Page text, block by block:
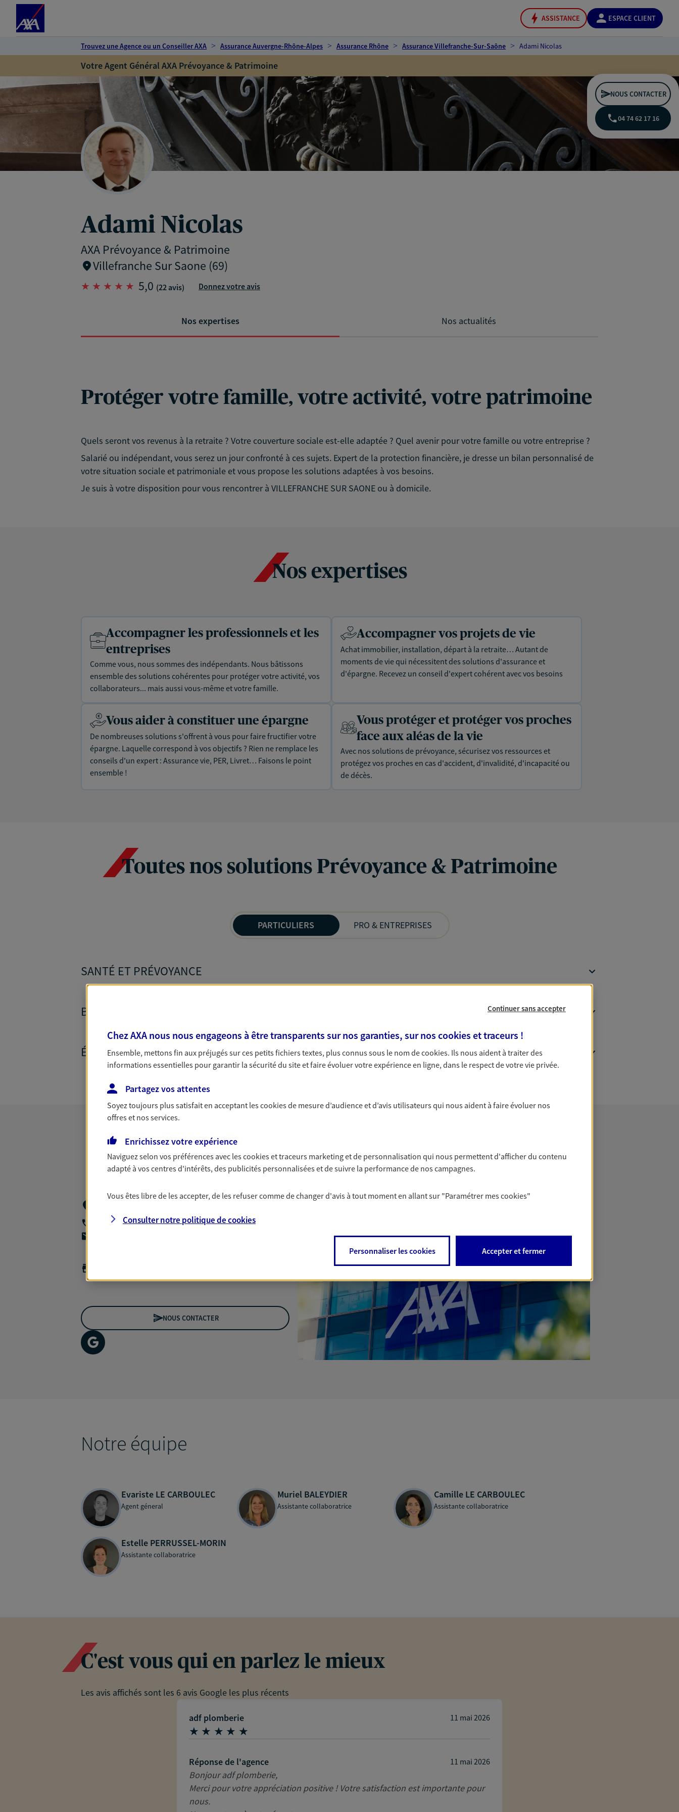
ASSISTANCE ESPACE CLIENT
Trouvez une Agence ou un Conseiller AXA Assurance Auvergne-Rhône-Alpes Assurance Rhône Assurance Villefranche-Sur-Saône Adami Nicolas
Votre Agent Général AXA Prévoyance & Patrimoine
Adami Nicolas
AXA Prévoyance & Patrimoine
Villefranche Sur Saone (69)
5,0 (22 avis) Donnez votre avis
NOUS CONTACTER
04 74 62 17 16
Nos expertises Nos actualités
Protéger votre famille, votre activité, votre patrimoine
Quels seront vos revenus à la retraite ? Votre couverture sociale est-elle adaptée ? Quel avenir pour votre famille ou votre entreprise ?
Salarié ou indépendant, vous serez un jour confronté à ces sujets. Expert de la protection financière, je dresse un bilan personnalisé de
votre situation sociale et patrimoniale et vous propose les solutions adaptées à vos besoins.
Je suis à votre disposition pour vous rencontrer à VILLEFRANCHE SUR SAONE ou à domicile.
Nos expertises
Accompagner les professionnels et les
entreprises
Comme vous, nous sommes des indépendants. Nous bâtissons
ensemble des solutions cohérentes pour protéger votre activité, vos
collaborateurs... mais aussi vous-même et votre famille.
Accompagner vos projets de vie
Achat immobilier, installation, départ à la retraite… Autant de
moments de vie qui nécessitent des solutions d'assurance et
d'épargne. Recevez un conseil d'expert cohérent avec vos besoins
Vous aider à constituer une épargne
De nombreuses solutions s'offrent à vous pour faire fructifier votre
épargne. Laquelle correspond à vos objectifs ? Rien ne remplace les
conseils d'un expert : Assurance vie, PER, Livret… Faisons le point
ensemble !
Vous protéger et protéger vos proches
face aux aléas de la vie
Avec nos solutions de prévoyance, sécurisez vos ressources et
protégez vos proches en cas d'accident, d'invalidité, d'incapacité ou
de décès.
Toutes nos solutions Prévoyance & Patrimoine
PARTICULIERS PRO & ENTREPRISES
SANTÉ ET PRÉVOYANCE
BANQUE ET CRÉDITS
ÉPARGNE ET RETRAITE
Nous rencontrer
Cabinet Gca Assurances 167 Rue Charles Germain,69400
04 74 62 17 16
NOUS CONTACTER
Notre équipe
Evariste LE CARBOULEC
Agent géneral
Muriel BALEYDIER
Assistante collaboratrice
Camille LE CARBOULEC
Assistante collaboratrice
Estelle PERRUSSEL-MORIN
Assistante collaboratrice
C'est vous qui en parlez le mieux
Les avis affichés sont les 6 avis Google les plus récents
adf plomberie 11 mai 2026
Réponse de l'agence 11 mai 2026
Bonjour adf plomberie,
Merci pour votre appréciation positive ! Votre satisfaction est importante pour
nous.
Continuer sans accepter
Chez AXA nous nous engageons à être transparents sur nos garanties, sur nos cookies et traceurs !
Ensemble, mettons fin aux préjugés sur ces petits fichiers textes, plus connus sous le nom decookies. Ils nous aident à traiter des
informations essentielles pour garantir la sécurité du site et faire évoluer votre expérience en ligne, dans le respect de votre vie privée.
Partagez vos attentes
Soyez toujours plus satisfait en acceptant lescookiesde mesure d’audience et d’avis utilisateurs qui nous aident à faire évoluer nos
offres et nos services.
Enrichissez votre expérience
Naviguez selon vos préférences avec lescookies et traceurs marketing et de personnalisation qui nous permettent d'afficher du contenu
adapté à vos centres d'intérêts, des publicités personnalisées et de suivre la performance de nos campagnes.
Vous êtes libre de les accepter, de les refuser comme de changer d'avis à tout moment en allant sur "Paramétrer mescookies"
Consulter notre politique decookies
Personnaliser les cookies Accepter et fermer